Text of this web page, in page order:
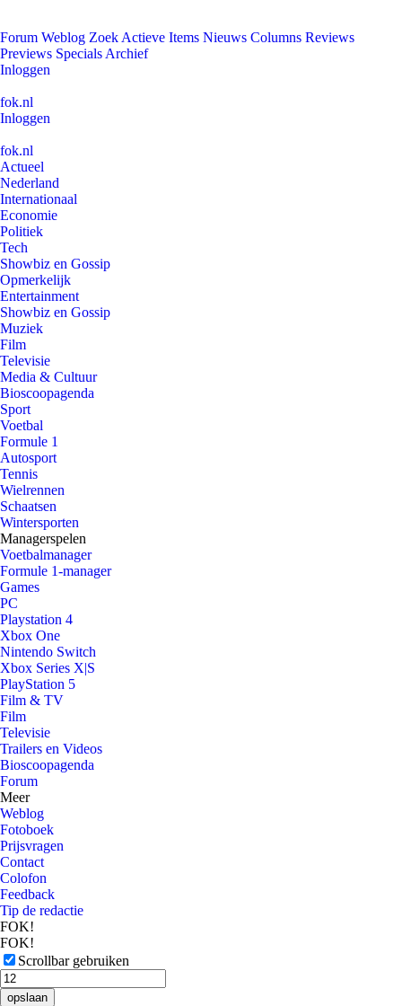
Forum Weblog Zoek Actieve Items Nieuws Columns Reviews
Previews Specials Archief
Inloggen
fok.nl
Inloggen
fok.nl
Actueel
Nederland
Internationaal
Economie
Politiek
Tech
Showbiz en Gossip
Opmerkelijk
Entertainment
Showbiz en Gossip
Muziek
Film
Televisie
Media & Cultuur
Bioscoopagenda
Sport
Voetbal
Formule 1
Autosport
Tennis
Wielrennen
Schaatsen
Wintersporten
Managerspelen
Voetbalmanager
Formule 1-manager
Games
PC
Playstation 4
Xbox One
Nintendo Switch
Xbox Series X|S
PlayStation 5
Film & TV
Film
Televisie
Trailers en Videos
Bioscoopagenda
Forum
Meer
Weblog
Fotoboek
Prijsvragen
Contact
Colofon
Feedback
Tip de redactie
FOK!
FOK!
Scrollbar gebruiken
opslaan